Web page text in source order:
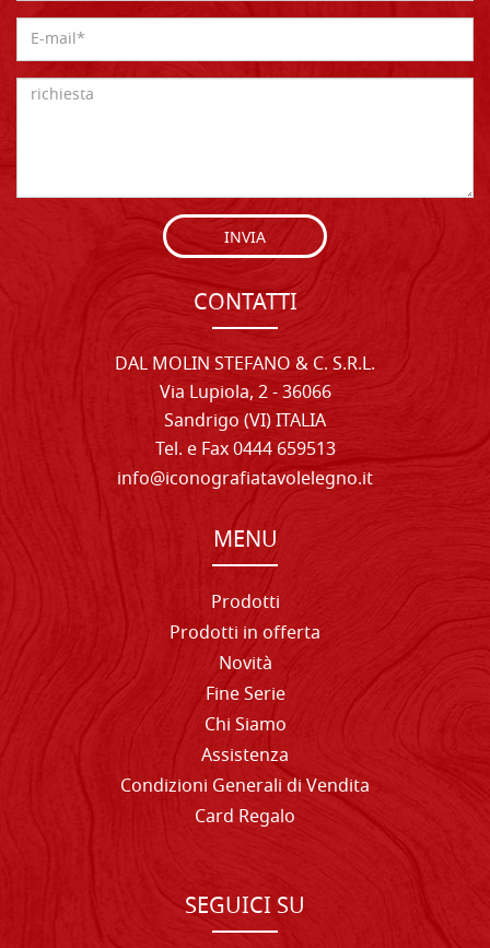
INVIA
CONTATTI
DAL MOLIN STEFANO & C. S.R.L.
Via Lupiola, 2 - 36066
Sandrigo (VI) ITALIA
Tel. e Fax 0444 659513
info@iconografiatavolelegno.it
MENU
Prodotti
Prodotti in offerta
Novità
Fine Serie
Chi Siamo
Assistenza
Condizioni Generali di Vendita
Card Regalo
SEGUICI SU